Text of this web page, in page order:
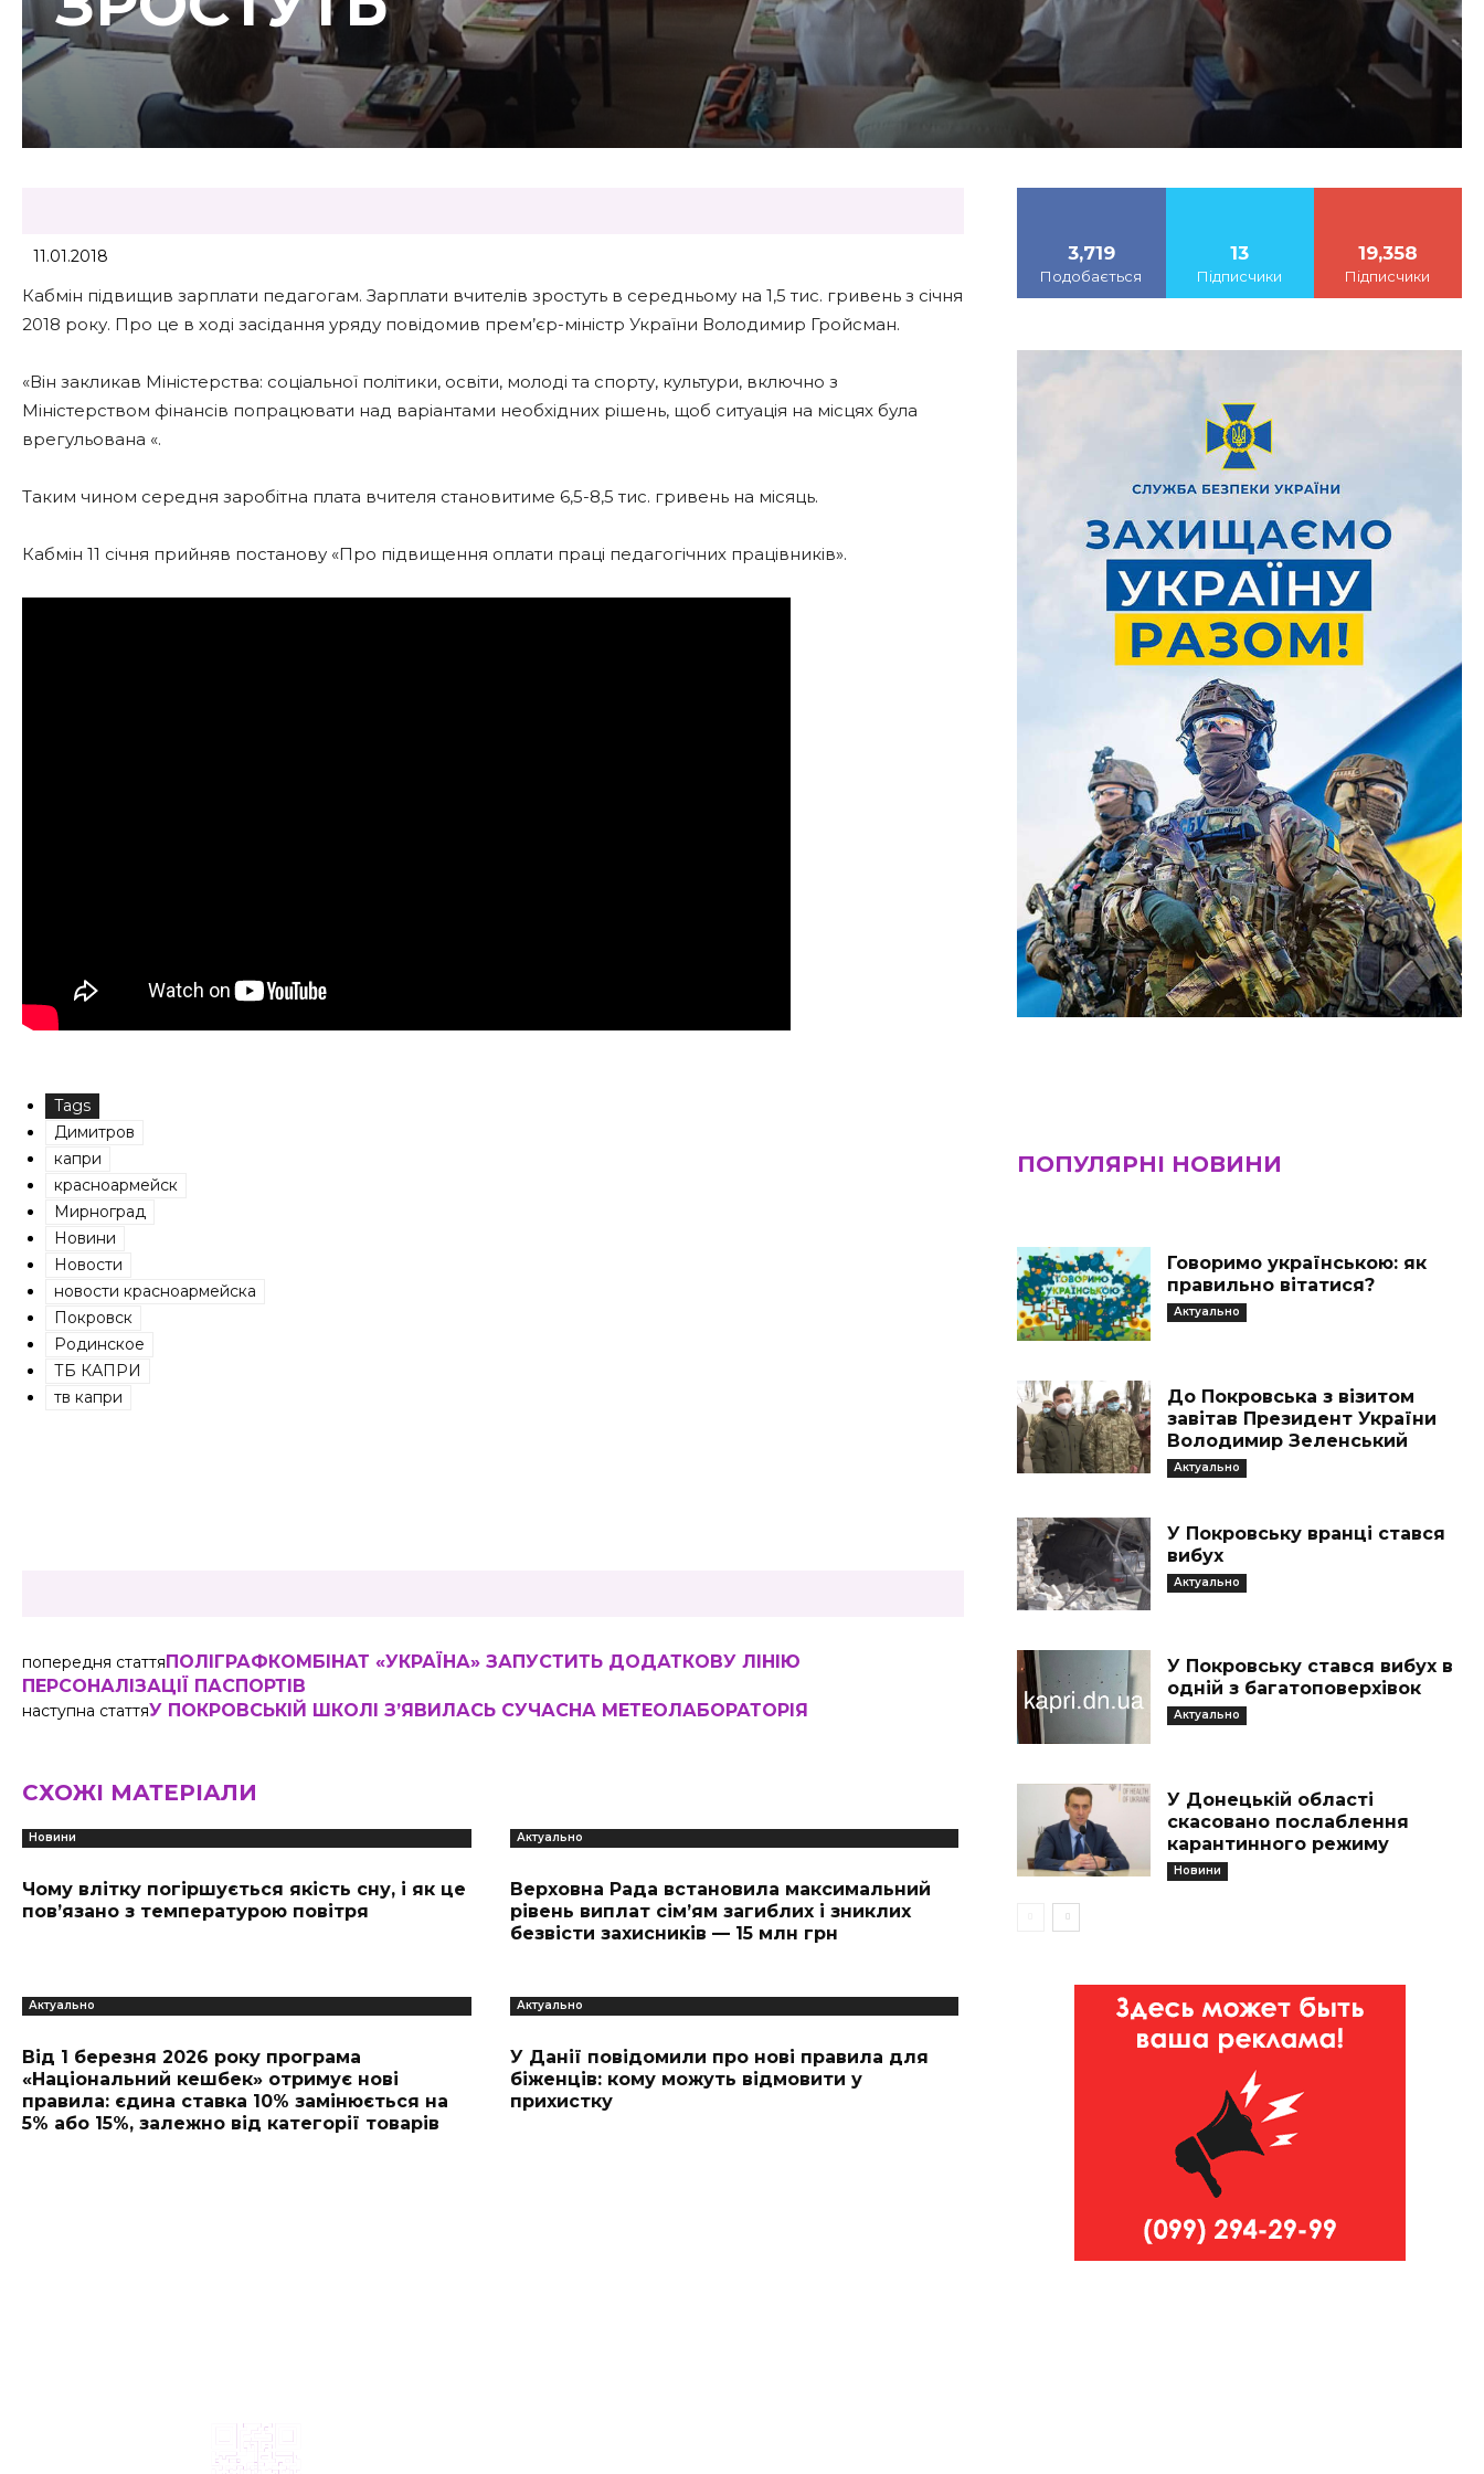
11.01.2018
Кабмін підвищив зарплати педагогам. Зарплати вчителів зростуть в середньому на 1,5 тис. гривень з січня
2018 року. Про це в ході засідання уряду повідомив прем’єр-міністр України Володимир Гройсман.
«Він закликав Міністерства: соціальної політики, освіти, молоді та спорту, культури, включно з
Міністерством фінансів попрацювати над варіантами необхідних рішень, щоб ситуація на місцях була
врегульована «.
Таким чином середня заробітна плата вчителя становитиме 6,5-8,5 тис. гривень на місяць.
Кабмін 11 січня прийняв постанову «Про підвищення оплати праці педагогічних працівників».
Tags
Димитров
капри
красноармейск
Мирноград
Новини
Новости
новости красноармейска
Покровск
Родинское
ТБ КАПРИ
тв капри
попередня статтяПОЛІГРАФКОМБІНАТ «УКРАЇНА» ЗАПУСТИТЬ ДОДАТКОВУ ЛІНІЮ
ПЕРСОНАЛІЗАЦІЇ ПАСПОРТІВ
наступна статтяУ ПОКРОВСЬКІЙ ШКОЛІ З’ЯВИЛАСЬ СУЧАСНА МЕТЕОЛАБОРАТОРІЯ
СХОЖІ МАТЕРІАЛИ
Новини
Чому влітку погіршується якість сну, і як це
пов’язано з температурою повітря
Актуально
Верховна Рада встановила максимальний
рівень виплат сім’ям загиблих і зниклих
безвісти захисників — 15 млн грн
Актуально
Від 1 березня 2026 року програма
«Національний кешбек» отримує нові
правила: єдина ставка 10% замінюється на
5% або 15%, залежно від категорії товарів
Актуально
У Данії повідомили про нові правила для
біженців: кому можуть відмовити у
прихистку
3,719
Подобається
13
Підписчики
19,358
Підписчики
ПОПУЛЯРНІ НОВИНИ
Говоримо українською: як
правильно вітатися?
Актуально
До Покровська з візитом
завітав Президент України
Володимир Зеленський
Актуально
У Покровську вранці стався
вибух
Актуально
У Покровську стався вибух в
одній з багатоповерхівок
Актуально
У Донецькій області
скасовано послаблення
карантинного режиму
Новини